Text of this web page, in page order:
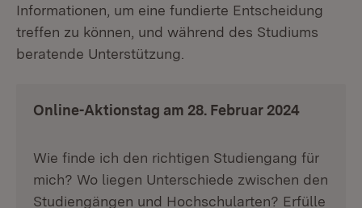
Informationen, um eine fundierte Entscheidung
treffen zu können, und während des Studiums
beratende Unterstützung.
Online-Aktionstag am 28. Februar 2024
Wie finde ich den richtigen Studiengang für
mich? Wo liegen Unterschiede zwischen den
Studiengängen und Hochschularten? Erfülle